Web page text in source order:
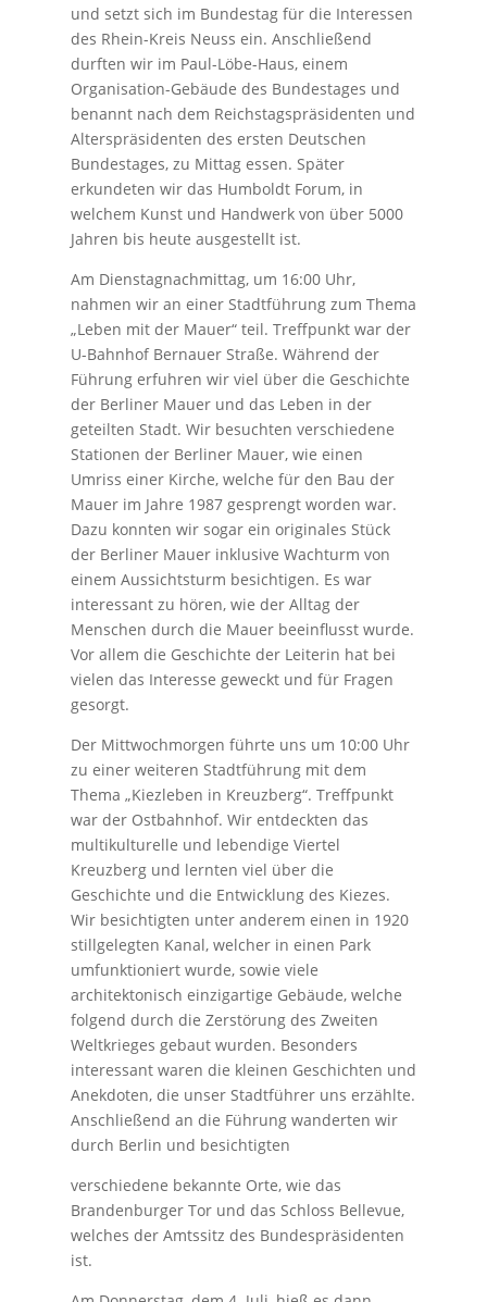
und setzt sich im Bundestag für die Interessen
des Rhein-Kreis Neuss ein. Anschließend
durften wir im Paul-Löbe-Haus, einem
Organisation-Gebäude des Bundestages und
benannt nach dem Reichstagspräsidenten und
Alterspräsidenten des ersten Deutschen
Bundestages, zu Mittag essen. Später
erkundeten wir das Humboldt Forum, in
welchem Kunst und Handwerk von über 5000
Jahren bis heute ausgestellt ist.
Am Dienstagnachmittag, um 16:00 Uhr,
nahmen wir an einer Stadtführung zum Thema
„Leben mit der Mauer“ teil. Treffpunkt war der
U-Bahnhof Bernauer Straße. Während der
Führung erfuhren wir viel über die Geschichte
der Berliner Mauer und das Leben in der
geteilten Stadt. Wir besuchten verschiedene
Stationen der Berliner Mauer, wie einen
Umriss einer Kirche, welche für den Bau der
Mauer im Jahre 1987 gesprengt worden war.
Dazu konnten wir sogar ein originales Stück
der Berliner Mauer inklusive Wachturm von
einem Aussichtsturm besichtigen. Es war
interessant zu hören, wie der Alltag der
Menschen durch die Mauer beeinflusst wurde.
Vor allem die Geschichte der Leiterin hat bei
vielen das Interesse geweckt und für Fragen
gesorgt.
Der Mittwochmorgen führte uns um 10:00 Uhr
zu einer weiteren Stadtführung mit dem
Thema „Kiezleben in Kreuzberg“. Treffpunkt
war der Ostbahnhof. Wir entdeckten das
multikulturelle und lebendige Viertel
Kreuzberg und lernten viel über die
Geschichte und die Entwicklung des Kiezes.
Wir besichtigten unter anderem einen in 1920
stillgelegten Kanal, welcher in einen Park
umfunktioniert wurde, sowie viele
architektonisch einzigartige Gebäude, welche
folgend durch die Zerstörung des Zweiten
Weltkrieges gebaut wurden. Besonders
interessant waren die kleinen Geschichten und
Anekdoten, die unser Stadtführer uns erzählte.
Anschließend an die Führung wanderten wir
durch Berlin und besichtigten
verschiedene bekannte Orte, wie das
Brandenburger Tor und das Schloss Bellevue,
welches der Amtssitz des Bundespräsidenten
ist.